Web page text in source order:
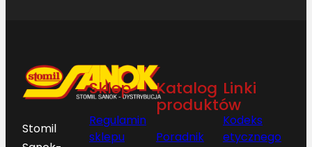
Stomil
Sklep
Regulamin
sklepu
Katalog
produktów
Poradnik
Linki
Kodeks
etycznego